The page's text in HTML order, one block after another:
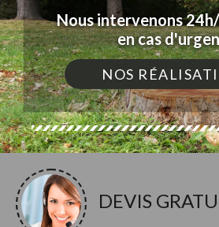
Nous intervenons
en cas
NOS
DEVIS